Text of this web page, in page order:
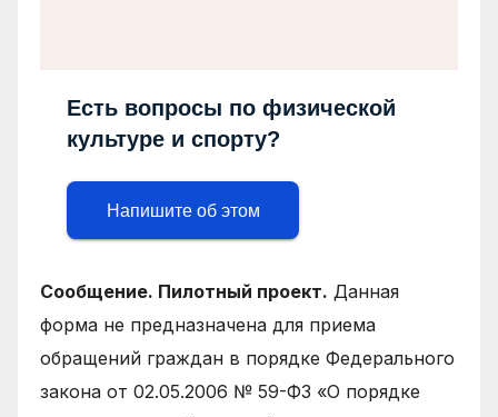
Есть вопросы по физической
культуре и спорту?
Напишите об этом
Сообщение. Пилотный проект. Данная
форма не предназначена для приема
обращений граждан в порядке Федерального
закона от 02.05.2006 № 59-ФЗ «О порядке